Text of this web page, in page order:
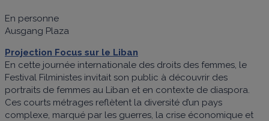
En personne
Ausgang Plaza
Projection Focus sur le Liban
En cette journée internationale des droits des femmes, le
Festival Filministes invitait son public à découvrir des
portraits de femmes au Liban et en contexte de diaspora.
Ces courts métrages reflètent la diversité d’un pays
complexe, marqué par les guerres, la crise économique et